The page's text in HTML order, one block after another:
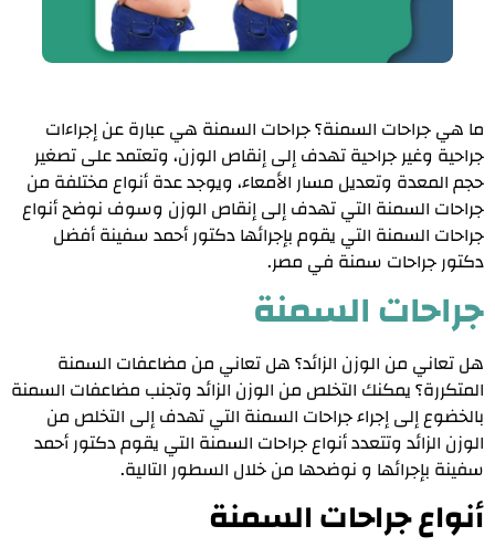
ما هي جراحات السمنة؟جراحات السمنة هي عبارة عن إجراءات
جراحية وغير جراحية تهدف إلى إنقاص الوزن، وتعتمد على تصغير
حجم المعدة وتعديل مسار الأمعاء، ويوجد عدة أنواع مختلفة من
جراحات السمنة التي تهدف إلى إنقاص الوزن وسوف نوضح أنواع
جراحات السمنة التي يقوم بإجرائها دكتور أحمد سفينة أفضل
دكتور جراحات سمنة في مصر.
جراحات السمنة
هل تعاني من الوزن الزائد؟ هل تعاني من مضاعفات السمنة
المتكررة؟ يمكنك التخلص من الوزن الزائد وتجنب مضاعفات السمنة
بالخضوع إلى إجراء جراحات السمنة التي تهدف إلى التخلص من
الوزن الزائد وتتعدد أنواع جراحات السمنة التي يقوم دكتور أحمد
سفينة بإجرائها و نوضحها من خلال السطور التالية.
أنواع جراحات السمنة